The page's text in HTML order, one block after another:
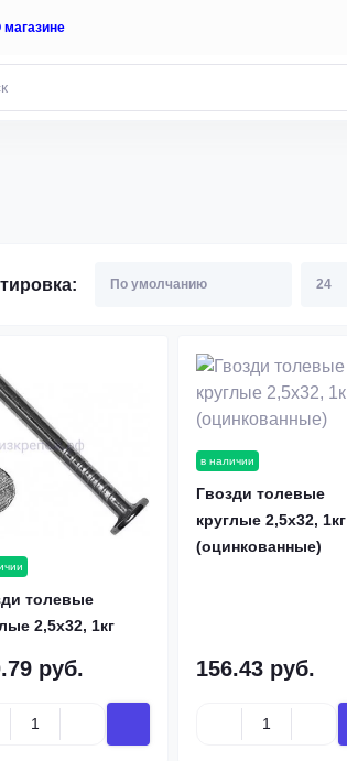
магазине
толевые
2,5х32, 1кг
руб.
в наличии
Гвозди толевые
круглые 2,5х32, 1кг
(оцинкованные)
156.43 руб.